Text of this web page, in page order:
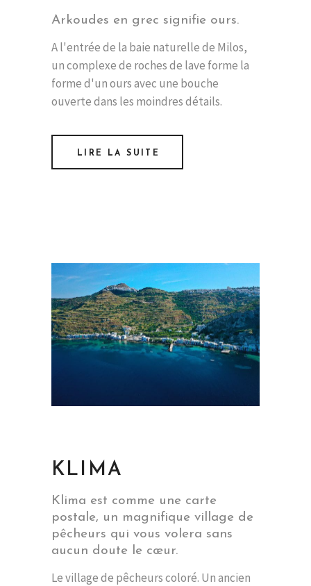
Arkoudes en grec signifie ours.
A l'entrée de la baie naturelle de Milos,
un complexe de roches de lave forme la
forme d'un ours avec une bouche
ouverte dans les moindres détails.
LIRE LA SUITE
KLIMA
Klima est comme une carte
postale, un magnifique village de
pêcheurs qui vous volera sans
aucun doute le cœur.
Le village de pêcheurs coloré. Un ancien